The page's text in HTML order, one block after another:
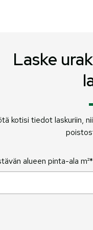
Laske
kotisi tiedot laskuriin,
alueen pinta-ala m²*